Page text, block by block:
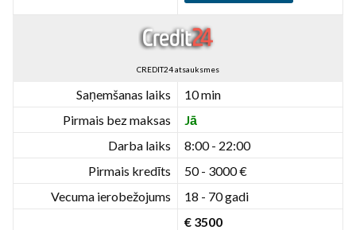
CREDIT24 atsauksmes
Saņemšanas laiks
10 min
Pirmais bez maksas
Jā
Darba laiks
8:00 - 22:00
Pirmais kredīts
50 - 3000 €
Vecuma ierobežojums
18 - 70 gadi
€ 3500